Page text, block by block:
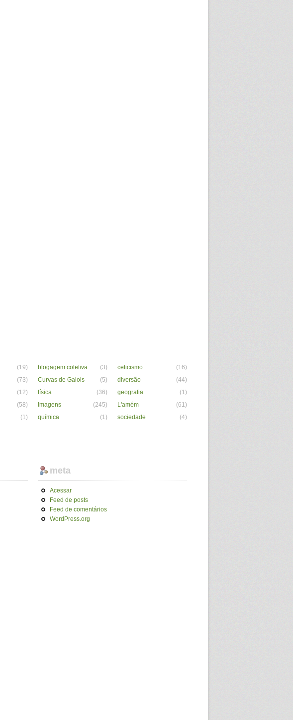
(19) blogagem coletiva (3) ceticismo
(16)
(73) Curvas de Galois (5) diversão
(44)
(12) física (36) geografia
(1)
(58) Imagens (245) L'amém
(61)
(1) química (1) sociedade
(4)
meta
Acessar
Feed de posts
Feed de comentários
WordPress.org